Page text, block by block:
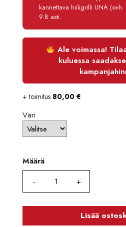
Maksettava yhteensä
kannettava hiiligrilli UNA
9.8 asti.
Ale voimassa!
kuluessa
+ toimitus 80,00 €
Väri
Määrä
Määrä
Lisää